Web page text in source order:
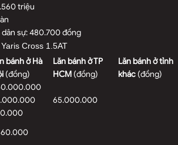
triệu
sự: 480.700 đồng
Cross 1.5AT
bánh ở Hà
(đồng)
Lăn bánh ở TP
HCM (đồng)
Lăn bánh ở tỉnh
khác (đồng)
65.000.000